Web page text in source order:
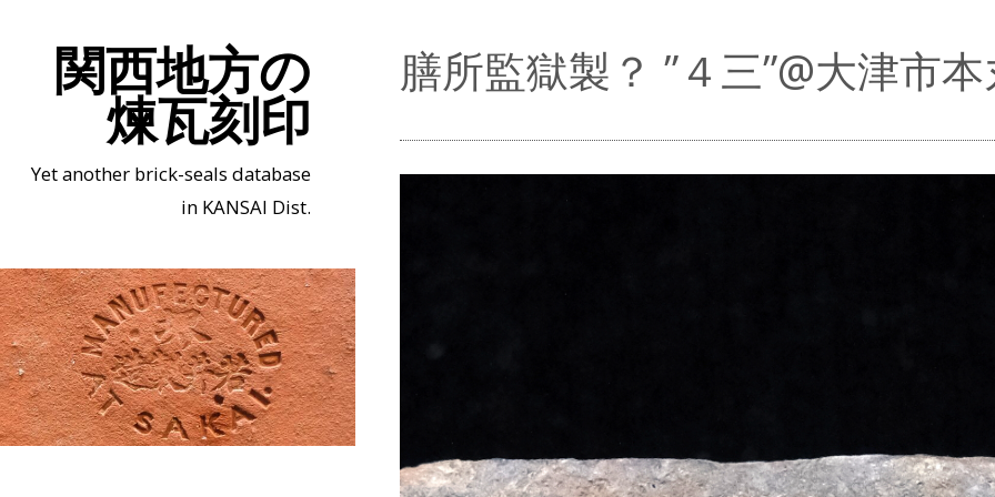
関西地方の
煉瓦刻印
Yet another brick-seals database
in KANSAI Dist.
膳所監獄製？ ”４三”@大津市